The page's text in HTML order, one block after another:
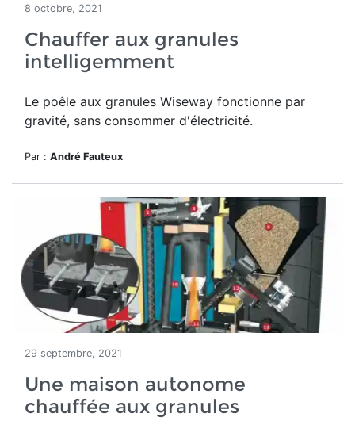
8 octobre, 2021
Chauffer aux granules
intelligemment
Le poêle aux granules Wiseway fonctionne par
gravité, sans consommer d'électricité.
Par : André Fauteux
29 septembre, 2021
Une maison autonome
chauffée aux granules